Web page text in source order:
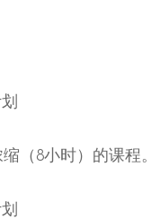
（8小时）的课程。